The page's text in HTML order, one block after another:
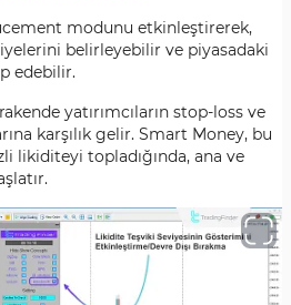
modunu etkinleştirerek,
belirleyebilir ve piyasadaki
edebilir.
yatırımcıların stop-loss ve
karşılık gelir. Smart Money, bu
likiditeyi topladığında, ana ve